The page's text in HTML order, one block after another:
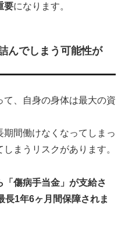
要になります。
んでしまう可能性が
、自身の身体は最大の資
期間働けなくなってしまっ
まうリスクがあります。
傷病手当金」が支給さ
長1年6ヶ月間保障されま